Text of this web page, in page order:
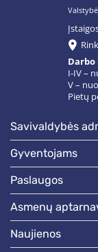
Darbo
I-IV –
V –
Pietų
savivaldybės
gyventojams
paslaugos
asmenų
naujienos